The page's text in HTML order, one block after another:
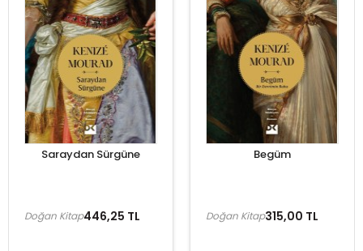
Saraydan Sürgüne
446,25 TL
Doğan Kitap
Begüm
315,00 TL
Doğan Kitap